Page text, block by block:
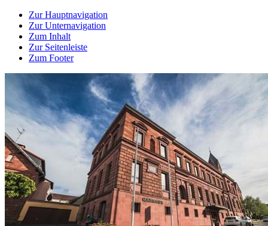
Zur Hauptnavigation
Zur Unternavigation
Zum Inhalt
Zur Seitenleiste
Zum Footer